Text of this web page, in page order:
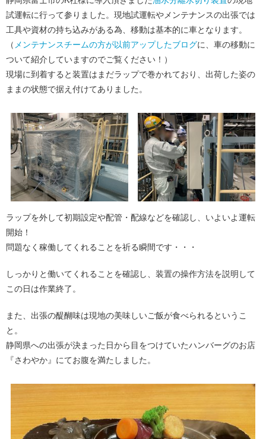
試運転に行って参りました。現地試運転やメンテナンスの出張では
工具や資材の持ち込みがある為、移動は基本的に車となります。
（ メンテナンスチームの方が以前アップしたブログに、車の移動に
ついて紹介していますのでご覧ください！）
現場に到着すると装置はまだラップで巻かれており、出荷した姿の
ままの状態で据え付けてありました。
ラップを外して初期設定や配管・配線などを確認し、いよいよ運転
開始！
問題なく稼働してくれることを祈る瞬間です・・・
しっかりと働いてくれることを確認し、装置の操作方法を説明して
この日は作業終了。
また、出張の醍醐味は現地の美味しいご飯が食べられるというこ
と。
静岡県への出張が決まった日から目をつけていたハンバーグのお店
『さわやか』にてお腹を満たしました。